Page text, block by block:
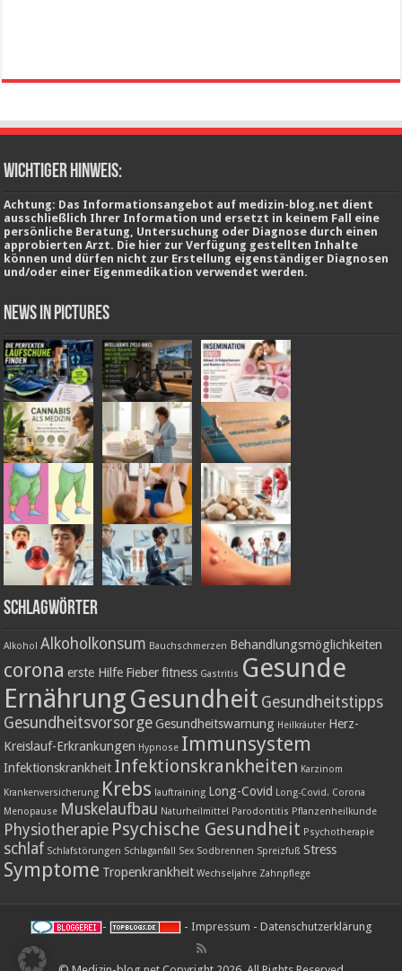
wichtiger Hinweis:
Achtung: Das Informationsangebot auf medizin-blog.net dient
ausschließlich Ihrer Information und ersetzt in keinem Fall eine
persönliche Beratung, Untersuchung oder Diagnose durch einen
approbierten Arzt. Die hier zur Verfügung gestellten Inhalte
können und dürfen nicht zur Erstellung eigenständiger Diagnosen
und/oder einer Eigenmedikation verwendet werden.
News in Pictures
Schlagwörter
Alkohol Alkoholkonsum Bauchschmerzen Behandlungsmöglichkeiten
corona erste Hilfe Fieber fitness Gastritis Gesunde
ErnährungGesundheit Gesundheitstipps
Gesundheitsvorsorge Gesundheitswarnung Heilkräuter Herz-
Kreislauf-Erkrankungen Hypnose Immunsystem
Infektionskrankheit Infektionskrankheiten Karzinom
Krankenversicherung Krebs lauftraining Long-Covid Long-Covid. Corona
Menopause Muskelaufbau Naturheilmittel Parodontitis Pflanzenheilkunde
Physiotherapie Psychische Gesundheit Psychotherapie
schlaf Schlafstörungen Schlaganfall Sex Sodbrennen Spreizfuß Stress
Symptome Tropenkrankheit Wechseljahre Zahnpflege
- - Impressum - Datenschutzerklärung